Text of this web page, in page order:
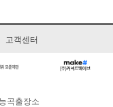
고객센터
곡출장소